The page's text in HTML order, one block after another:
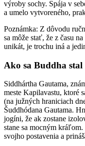
výroby sochy. Spája v
a umelo vytvoreného,
Poznámka: Z dôvodu
sa môže stať, že z času
unikát, je trochu iná a
Ako sa Buddha
Siddhártha Gautama,
meste Kapilavastu, ktoré
(na južných hraniciach
Šuddhódana Gautama.
jogíni, že ak zostane
stane sa mocným kráľom.
svojho postavenia a